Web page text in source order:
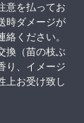
意を払ってお
時ダメージが
絡ください。
換（苗の枝ぶ
り、イメージ
上お受け致し